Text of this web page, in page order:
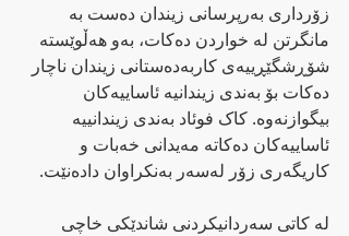
زۆرداری بەرپرسانی زیندان دەست بە
مانگرتن لە خواردن دەکات، بەو هەڵوێستە
شۆڕشگێڕییەی کاربەدەستانی زیندان ناچار
دەکات بۆ بەندی زیندانیە ئاساییەکان
بیگوازنەوە. کاک فوئاد بەندی زیندانییە
ئاساییەکان دەکاتە مەیدانی خەبات و
کاریگەری زۆر لەسەر بەنکراوان دادەنێت.
لە کاتی سەردانیکردنی شاندێکی خاچی